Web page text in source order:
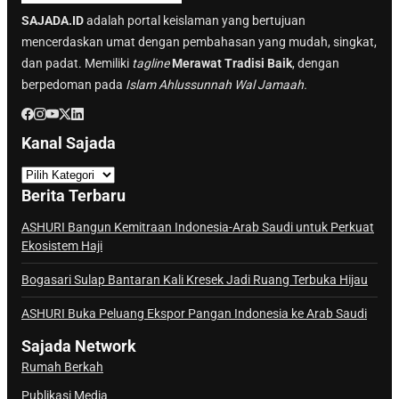
SAJADA.IDadalah portal keislaman yang bertujuan
mencerdaskan umat dengan pembahasan yang mudah, singkat,
dan padat. Memiliki tagline Merawat Tradisi Baik, dengan
berpedoman pada Islam Ahlussunnah Wal Jamaah.
Kanal Sajada
a
n
a
l
j
d
a
Berita Terbaru
ASHURI Bangun Kemitraan Indonesia-Arab Saudi untuk Perkuat
Ekosistem Haji
Bogasari Sulap Bantaran Kali Kresek Jadi Ruang Terbuka Hijau
ASHURI Buka Peluang Ekspor Pangan Indonesia ke Arab Saudi
Sajada Network
Rumah Berkah
Publikasi Media